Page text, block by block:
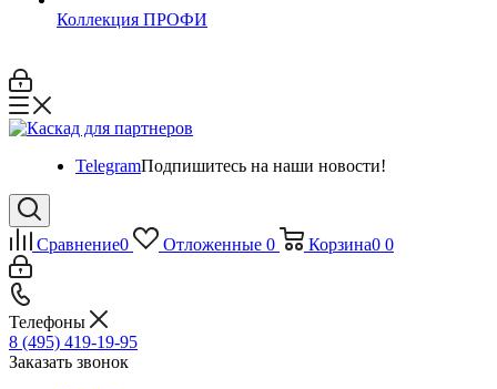
Коллекция ПРОФИ
TelegramПодпишитесь на наши новости!
Сравнение0 Отложенные 0 Корзина0 0
Телефоны
8 (495) 419-19-95
Заказать звонок